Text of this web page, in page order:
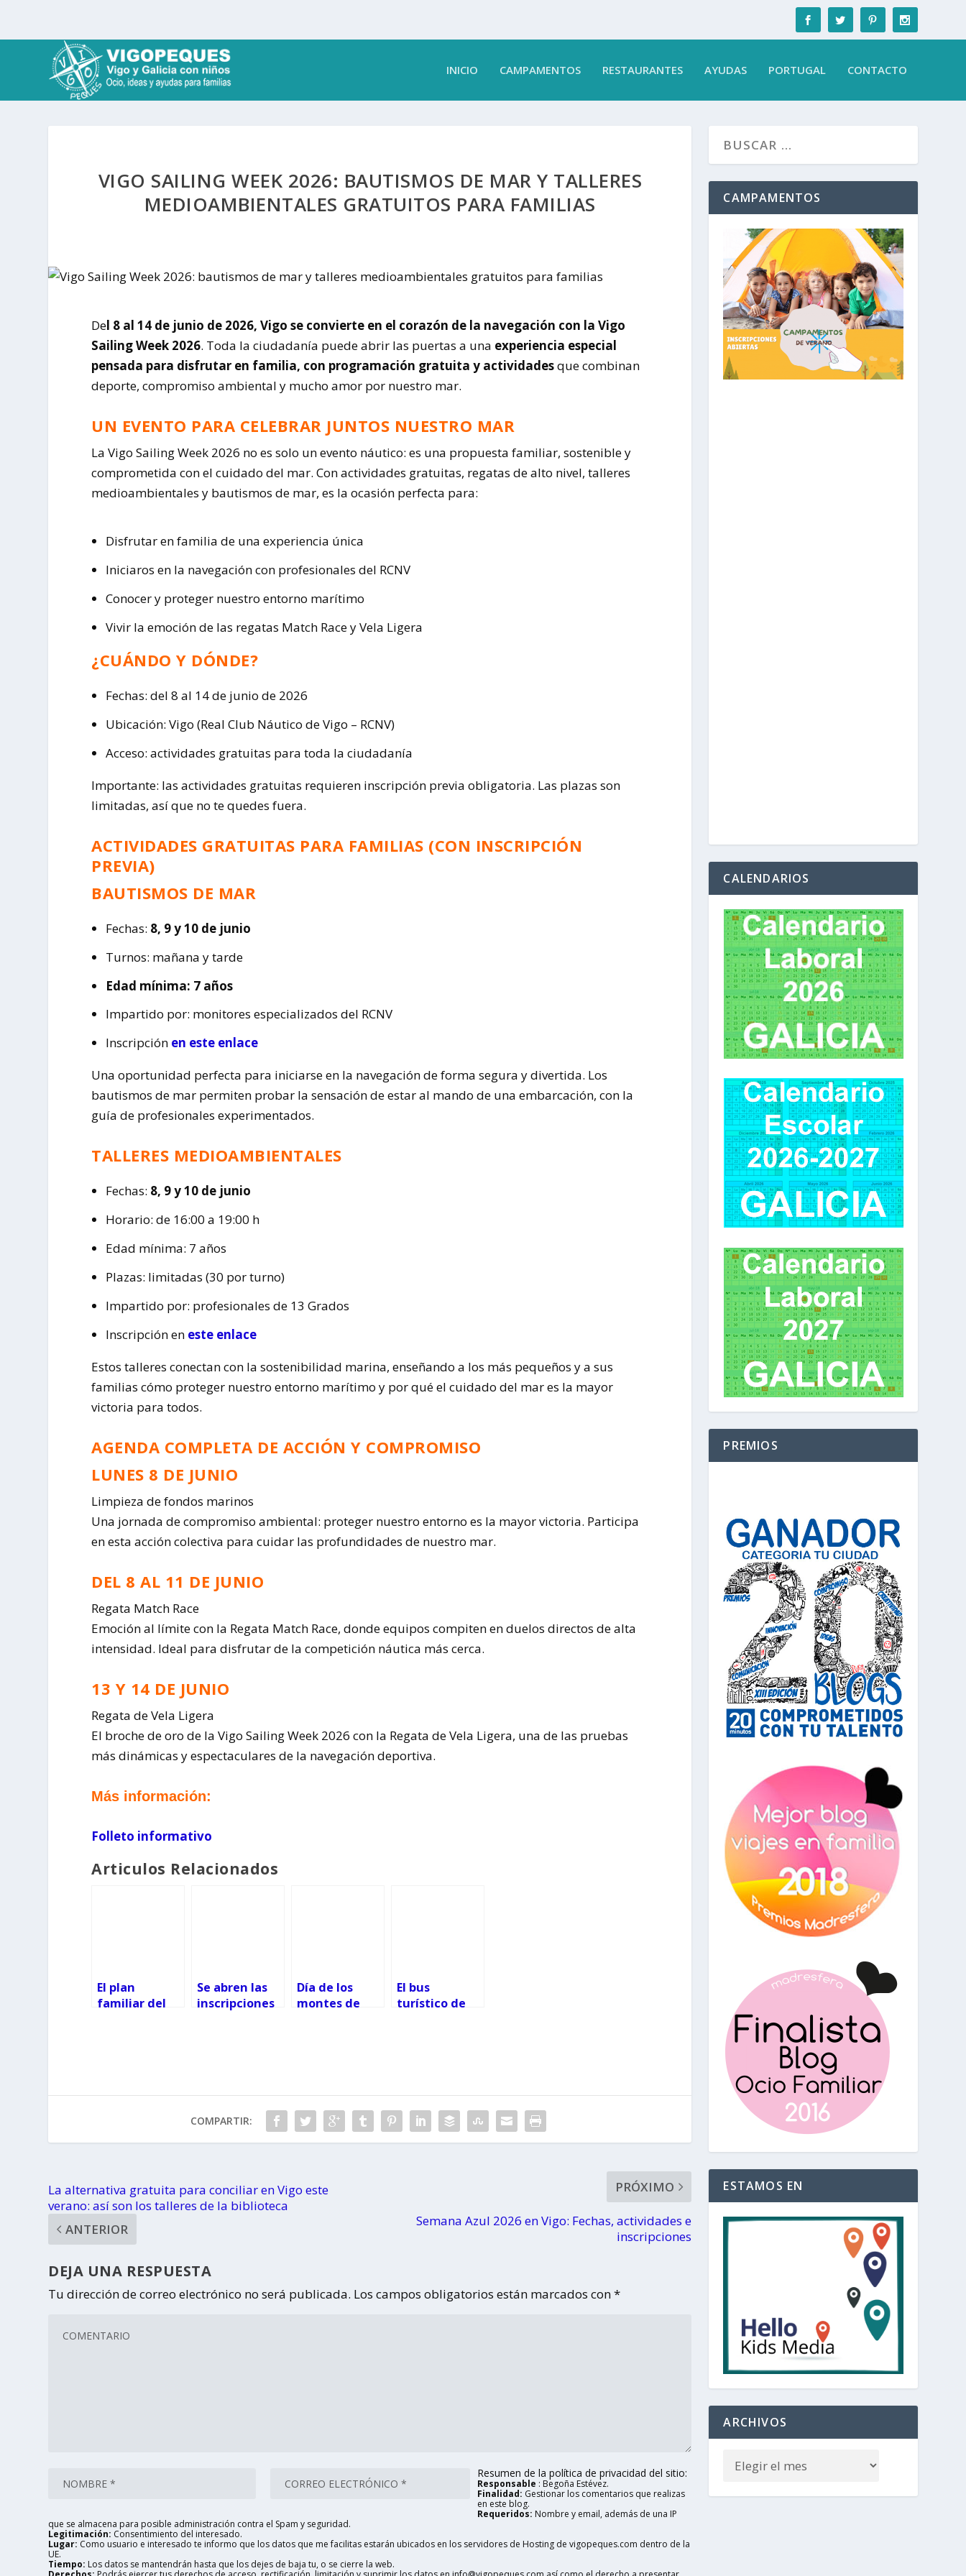
INICIO CAMPAMENTOS RESTAURANTES AYUDAS PORTUGAL CONTACTO
VIGO SAILING WEEK 2026: BAUTISMOS DE MAR Y TALLERES
MEDIOAMBIENTALES GRATUITOS PARA FAMILIAS
Del 8 al 14 de junio de 2026, Vigo se convierte en el corazón de la navegación con la Vigo
Sailing Week 2026. Toda la ciudadanía puede abrir las puertas a una experiencia especial
pensada para disfrutar en familia, con programación gratuita y actividadesque combinan
deporte, compromiso ambiental y mucho amor por nuestro mar.
UN EVENTO PARA CELEBRAR JUNTOS NUESTRO MAR
La Vigo Sailing Week 2026 no es solo un evento náutico: es una propuesta familiar, sostenible y
comprometida con el cuidado del mar. Con actividades gratuitas, regatas de alto nivel, talleres
medioambientales y bautismos de mar, es la ocasión perfecta para:
Disfrutar en familia de una experiencia única
Iniciaros en la navegación con profesionales del RCNV
Conocer y proteger nuestro entorno marítimo
Vivir la emoción de las regatas Match Race y Vela Ligera
¿CUÁNDO Y DÓNDE?
Fechas: del 8 al 14 de junio de 2026
Ubicación: Vigo (Real Club Náutico de Vigo – RCNV)
Acceso: actividades gratuitas para toda la ciudadanía
Importante: las actividades gratuitas requieren inscripción previa obligatoria. Las plazas son
limitadas, así que no te quedes fuera.
ACTIVIDADES GRATUITAS PARA FAMILIAS (CON INSCRIPCIÓN
PREVIA)
BAUTISMOS DE MAR
Fechas: 8, 9 y 10 de junio
Turnos: mañana y tarde
Edad mínima: 7 años
Impartido por: monitores especializados del RCNV
Inscripción en este enlace
Una oportunidad perfecta para iniciarse en la navegación de forma segura y divertida. Los
bautismos de mar permiten probar la sensación de estar al mando de una embarcación, con la
guía de profesionales experimentados.
TALLERES MEDIOAMBIENTALES
Fechas: 8, 9 y 10 de junio
Horario: de 16:00 a 19:00 h
Edad mínima: 7 años
Plazas: limitadas (30 por turno)
Impartido por: profesionales de 13 Grados
Inscripción en este enlace
Estos talleres conectan con la sostenibilidad marina, enseñando a los más pequeños y a sus
familias cómo proteger nuestro entorno marítimo y por qué el cuidado del mar es la mayor
victoria para todos.
AGENDA COMPLETA DE ACCIÓN Y COMPROMISO
LUNES 8 DE JUNIO
Limpieza de fondos marinos
Una jornada de compromiso ambiental: proteger nuestro entorno es la mayor victoria. Participa
en esta acción colectiva para cuidar las profundidades de nuestro mar.
DEL 8 AL 11 DE JUNIO
Regata Match Race
Emoción al límite con la Regata Match Race, donde equipos compiten en duelos directos de alta
intensidad. Ideal para disfrutar de la competición náutica más cerca.
13 Y 14 DE JUNIO
Regata de Vela Ligera
El broche de oro de la Vigo Sailing Week 2026 con la Regata de Vela Ligera, una de las pruebas
más dinámicas y espectaculares de la navegación deportiva.
Más información:
Folleto informativo
Articulos Relacionados
El plan
familiar del
Se abren las
inscripciones
Día de los
montes de
El bus
turístico de
COMPARTIR:
La alternativa gratuita para conciliar en Vigo este
verano: así son los talleres de la biblioteca
ANTERIOR
PRÓXIMO
Semana Azul 2026 en Vigo: Fechas, actividades e
inscripciones
DEJA UNA RESPUESTA
Tu dirección de correo electrónico no será publicada. Los campos obligatorios están marcados con*
Resumen de la política de privacidad del sitio:
Responsable : Begoña Estévez.
Finalidad: Gestionar los comentarios que realizas
en este blog.
Requeridos: Nombre y email, además de una IP
que se almacena para posible administración contra el Spam y seguridad.
Legitimación: Consentimiento del interesado.
Lugar: Como usuario e interesado te informo que los datos que me facilitas estarán ubicados en los servidores de Hosting de vigopeques.com dentro de la
UE.
Tiempo: Los datos se mantendrán hasta que los dejes de baja tu, o se cierre la web.
CAMPAMENTOS
CALENDARIOS
PREMIOS
ESTAMOS EN
ARCHIVOS